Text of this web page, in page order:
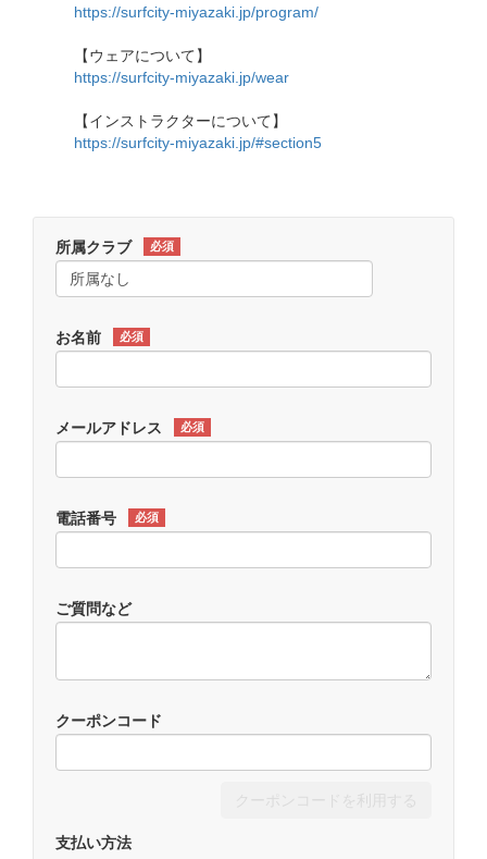
https://surfcity-miyazaki.jp/program/
【ウェアについて】
https://surfcity-miyazaki.jp/wear
【インストラクターについて】
https://surfcity-miyazaki.jp/#section5
所属クラブ 必須
お名前 必須
メールアドレス 必須
電話番号 必須
ご質問など
クーポンコード
支払い方法